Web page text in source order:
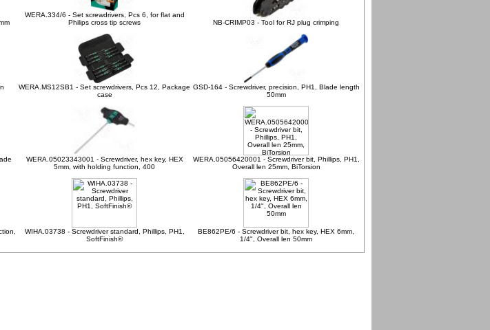
WERA.334/6 - Set screwdrivers, Pcs 6, for flat and
Philips cross tip screws
NB-CRIMP03 - Tool for RJ plug crimping
WERA.MS12SB1 - Set screwdrivers, Pcs 12, Package
case
GSD-164 - Screwdriver, precision, PH1, Blade length
50mm
WERA.05023343001 - Screwdriver, hex key, HEX
5mm, with holding function, 400
WERA.05056420001 - Screwdriver bit, Phillips, PH1,
Overall len 25mm, BiTorsion
WIHA.03738 - Screwdriver standard, Phillips, PH1,
SoftFinish®
BE862PE/6 - Screwdriver bit, hex key, HEX 6mm,
1/4", Overall len 50mm